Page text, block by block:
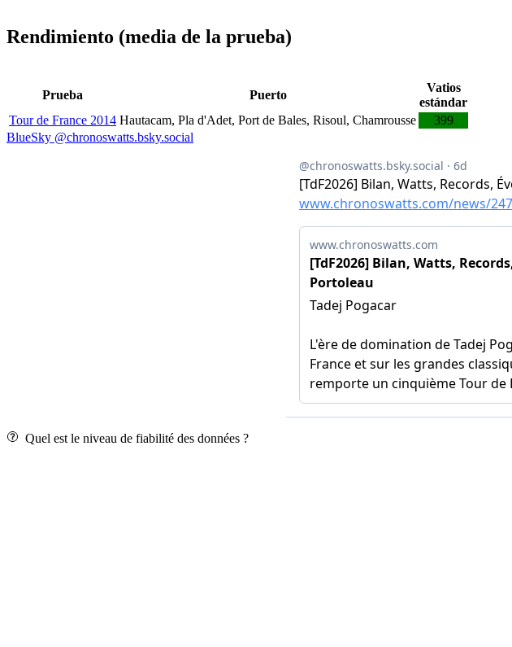
Rendimiento (media de la prueba)
Prueba Puerto
Vatios
estándar
Tour de France 2014 Hautacam, Pla d'Adet, Port de Bales, Risoul, Chamrousse
399
BlueSky @chronoswatts.bsky.social
Quel est le niveau de fiabilité des données ?